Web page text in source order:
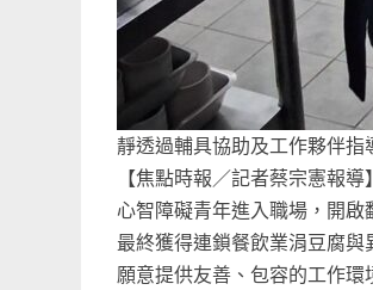
靜透過輔具協助及工作夥伴指
【焦點時報／記者蔡宗憲報
心智障礙青年進入職場，開啟
最終獲得連鎖餐飲業涓豆腐
願意提供友善、包容的工作環